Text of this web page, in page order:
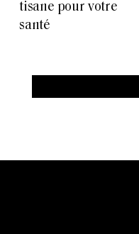
tisane pour votre
santé